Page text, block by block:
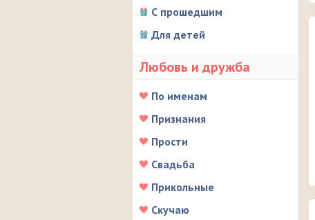
С прошедшим
Для детей
Любовь и дружба
По именам
Признания
Прости
Свадьба
Прикольные
Скучаю